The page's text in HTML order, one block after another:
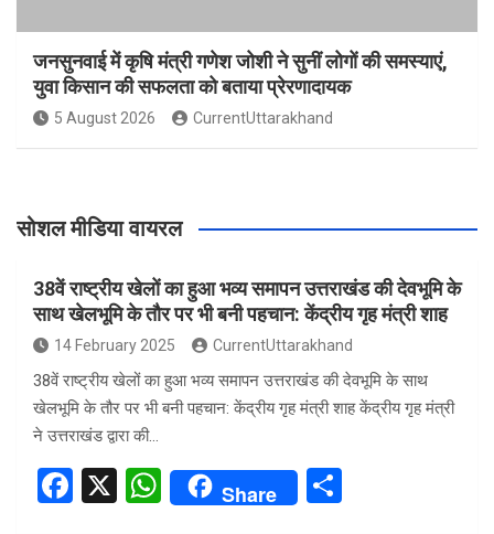
जनसुनवाई में कृषि मंत्री गणेश जोशी ने सुनीं लोगों की समस्याएं,
युवा किसान की सफलता को बताया प्रेरणादायक
5 August 2026 CurrentUttarakhand
सोशल मीडिया वायरल
38वें राष्ट्रीय खेलों का हुआ भव्य समापन उत्तराखंड की देवभूमि के
साथ खेलभूमि के तौर पर भी बनी पहचान: केंद्रीय गृह मंत्री शाह
14 February 2025 CurrentUttarakhand
38वें राष्ट्रीय खेलों का हुआ भव्य समापन उत्तराखंड की देवभूमि के साथ
खेलभूमि के तौर पर भी बनी पहचान: केंद्रीय गृह मंत्री शाह केंद्रीय गृह मंत्री
ने उत्तराखंड द्वारा की…
F
X
W
Share